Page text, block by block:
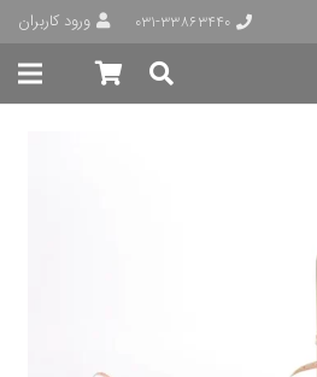
۰۳۱-۳۳۸۶۳۴۴۰ ورود کاربران